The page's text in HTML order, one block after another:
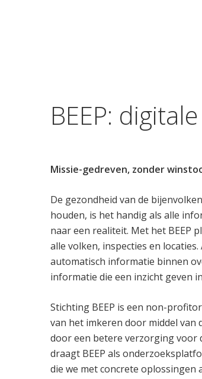
BEEP:
Missie-gedreven, zonder
De gezondheid van de
houden, is het handig als alle
naar een realiteit. Met het BEEP
alle volken, inspecties en
automatisch informatie binnen
informatie die een inzicht geven
Stichting BEEP is een non-
van het imkeren door middel van
door een betere verzorging voor
draagt BEEP als
die we met concrete oplossingen